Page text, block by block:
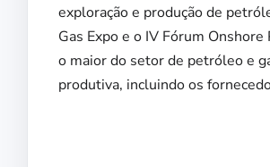
exploração e produção de
Gas Expo e o IV Fórum
o maior do setor de petróleo e
produtiva, incluindo os